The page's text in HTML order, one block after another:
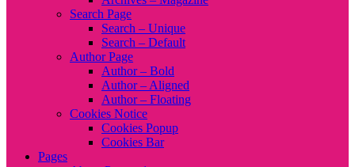
Search Page
Search – Unique
Search – Default
Author Page
Author – Bold
Author – Aligned
Author – Floating
Cookies Notice
Cookies Popup
Cookies Bar
Pages